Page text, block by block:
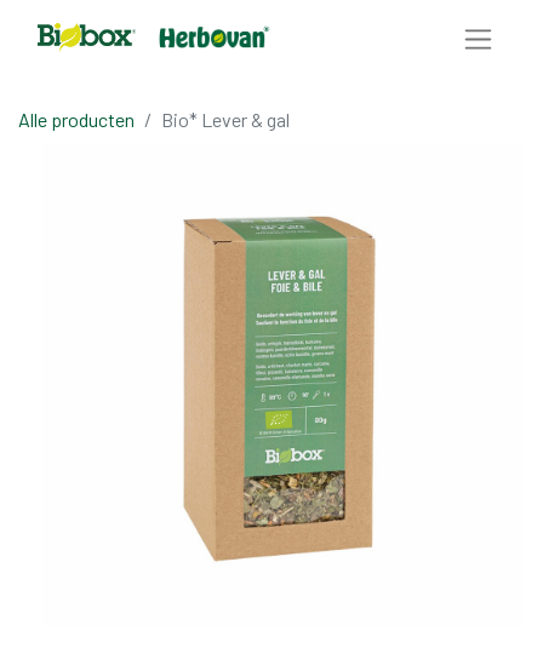
Alle producten Bio* Lever & gal